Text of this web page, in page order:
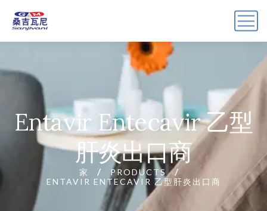
Entavir Entecavir 乙型
肝炎出口商
家
PRODUCTS
ENTAVIR ENTECAVIR 乙型肝炎出口商